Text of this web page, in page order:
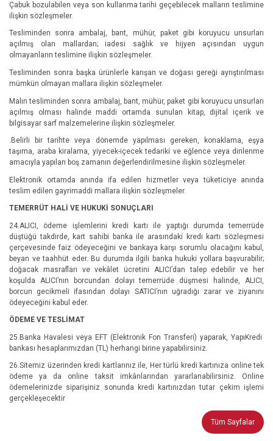
Çabuk bozulabilen veya son kullanma tarihi geçebilecek malların teslimine
ilişkin sözleşmeler.
Tesliminden sonra ambalaj, bant, mühür, paket gibi koruyucu unsurları
açılmış olan mallardan; iadesi sağlık ve hijyen açısından uygun
olmayanların teslimine ilişkin sözleşmeler.
Tesliminden sonra başka ürünlerle karışan ve doğası gereği ayrıştırılması
mümkün olmayan mallara ilişkin sözleşmeler.
Malın tesliminden sonra ambalaj, bant, mühür, paket gibi koruyucu unsurları
açılmış olması halinde maddi ortamda sunulan kitap, dijital içerik ve
bilgisayar sarf malzemelerine ilişkin sözleşmeler.
.Belirli bir tarihte veya dönemde yapılması gereken, konaklama, eşya
taşıma, araba kiralama, yiyecek-içecek tedariki ve eğlence veya dinlenme
amacıyla yapılan boş zamanın değerlendirilmesine ilişkin sözleşmeler.
Elektronik ortamda anında ifa edilen hizmetler veya tüketiciye anında
teslim edilen gayrimaddi mallara ilişkin sözleşmeler.
TEMERRÜT HALİ VE HUKUKİ SONUÇLARI
24.ALICI, ödeme işlemlerini kredi kartı ile yaptığı durumda temerrüde
düştüğü takdirde, kart sahibi banka ile arasındaki kredi kartı sözleşmesi
çerçevesinde faiz ödeyeceğini ve bankaya karşı sorumlu olacağını kabul,
beyan ve taahhüt eder. Bu durumda ilgili banka hukuki yollara başvurabilir;
doğacak masrafları ve vekâlet ücretini ALICI’dan talep edebilir ve her
koşulda ALICI’nın borcundan dolayı temerrüde düşmesi halinde, ALICI,
borcun gecikmeli ifasından dolayı SATICI’nın uğradığı zarar ve ziyanını
ödeyeceğini kabul eder.
ÖDEME VE TESLİMAT
25.Banka Havalesi veya EFT (Elektronik Fon Transferi) yaparak, YapıKredi
bankası hesaplarımızdan (TL) herhangi birine yapabilirsiniz.
26.Sitemiz üzerinden kredi kartlarınız ile, Her türlü kredi kartınıza online tek
ödeme ya da online taksit imkânlarından yararlanabilirsiniz. Online
ödemelerinizde siparişiniz sonunda kredi kartınızdan tutar çekim işlemi
gerçekleşecektir
Tüm Sayfalar